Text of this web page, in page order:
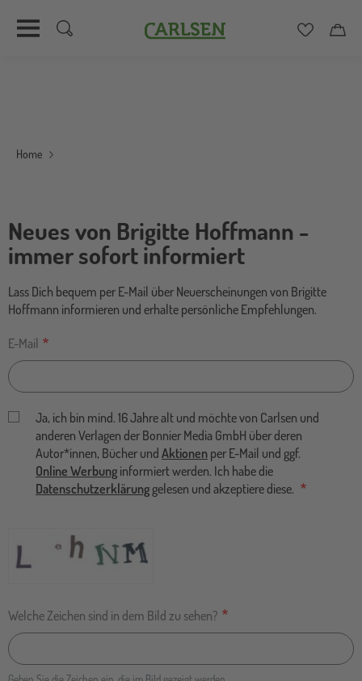
Carlsen
Home
Neues von Brigitte Hoffmann -
immer sofort informiert
Lass Dich bequem per E-Mail über Neuerscheinungen von Brigitte
Hoffmann informieren und erhalte persönliche Empfehlungen.
E-Mail
Ja, ich bin mind. 16 Jahre alt und möchte von Carlsen und
anderen Verlagen der Bonnier Media GmbH über deren
Autor*innen, Bücher und Aktionen per E-Mail und ggf.
Online Werbung informiert werden. Ich habe die
Datenschutzerklärung gelesen und akzeptiere diese.
Welche Zeichen sind in dem Bild zu sehen?